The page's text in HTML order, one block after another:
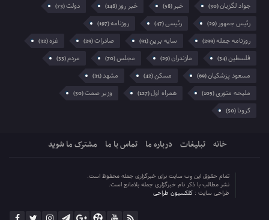
جواد لگزیان(30) خبر(58) خبر روز(148) دولت(73)
رئیس جمهور(29) رئیسی(47) روزنامه(197)
روزنامه جمله(299) سایه برین(91) صادرات(29) غزه(32)
فلسطین(34) مازندران(29) مجلس(70) مردم(33)
مسعود پزشکیان(69) مسکن(42) مشهد(31)
ملیحه منوری(105) همراه اول(127) وزیر صمت(30)
کرونا(50)
خانه تبلیغات درباره ما تماس با ما مشترک ما شوید
تمام حقوق این وب سایت برای خبرگزاری جمله محفوظ است.
نشر مطالب با ذکر نام خبرگزاری جمله بلامانع است.
طراحی سایت : کلکسیون طراحی